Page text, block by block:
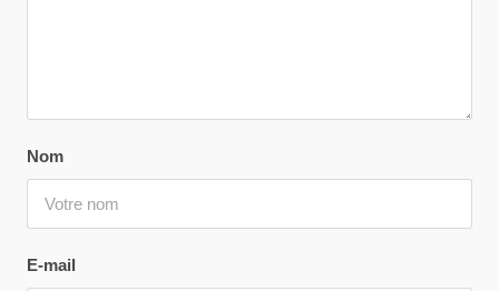
Nom
E-mail